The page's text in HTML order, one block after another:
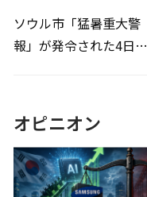
ソウル市「猛暑重大警
報」が発令された4日、
オピニオン